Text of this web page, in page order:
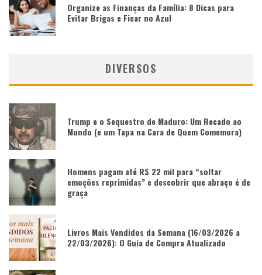
Organize as Finanças da Família: 8 Dicas para
Evitar Brigas e Ficar no Azul
DIVERSOS
Trump e o Sequestro de Maduro: Um Recado ao
Mundo (e um Tapa na Cara de Quem Comemora)
Homens pagam até R$ 22 mil para “soltar
emoções reprimidas” e descobrir que abraço é de
graça
Livros Mais Vendidos da Semana (16/03/2026 a
22/03/2026): O Guia de Compra Atualizado